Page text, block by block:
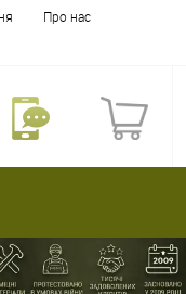
Про нас